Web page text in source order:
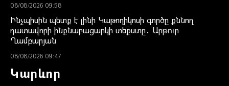
08/08/2026 09:58
Ինչպիսին պետք է լինի Կաթողիկոսի գործը քննող
դատավորի ինքնաբացարկի տեքստը․ Արթուր
Ղամբարյան
08/08/2026 09:47
Կարևոր